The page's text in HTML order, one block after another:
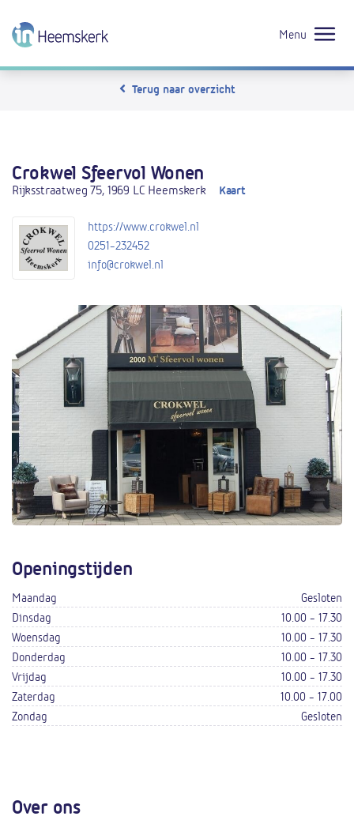
Menu
Terug naar overzicht
Crokwel Sfeervol Wonen
Rijksstraatweg 75, 1969 LC Heemskerk Kaart
https://www.crokwel.nl
0251-232452
info@crokwel.nl
Openingstijden
Maandag
Gesloten
Dinsdag
10.00 - 17.30
Woensdag
10.00 - 17.30
Donderdag
10.00 - 17.30
Vrijdag
10.00 - 17.30
Zaterdag
10.00 - 17.00
Zondag
Gesloten
Over ons